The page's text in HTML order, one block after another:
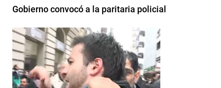
Gobierno convocó a la paritaria policial